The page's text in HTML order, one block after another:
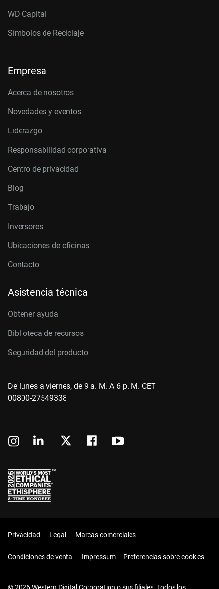
WD Capital
Símbolos de Reciclaje
Empresa
Acerca de nosotros
Novedades y eventos
Liderazgo
Responsabilidad corporativa
Centro de privacidad
Blog
Trabajo
Inversores
Ubicaciones de oficinas
Contacto
Asistencia técnica
Obtener ayuda
Biblioteca de recursos
Seguridad del producto
De lunes a viernes, de 9 a. M. A 6 p. M. CET
00800-27549338
Privacidad Legal Marcas comerciales
Condiciones de venta Impressum Preferencias sobre cookies
© 2026 Western Digital Corporation o sus filiales. Todos los